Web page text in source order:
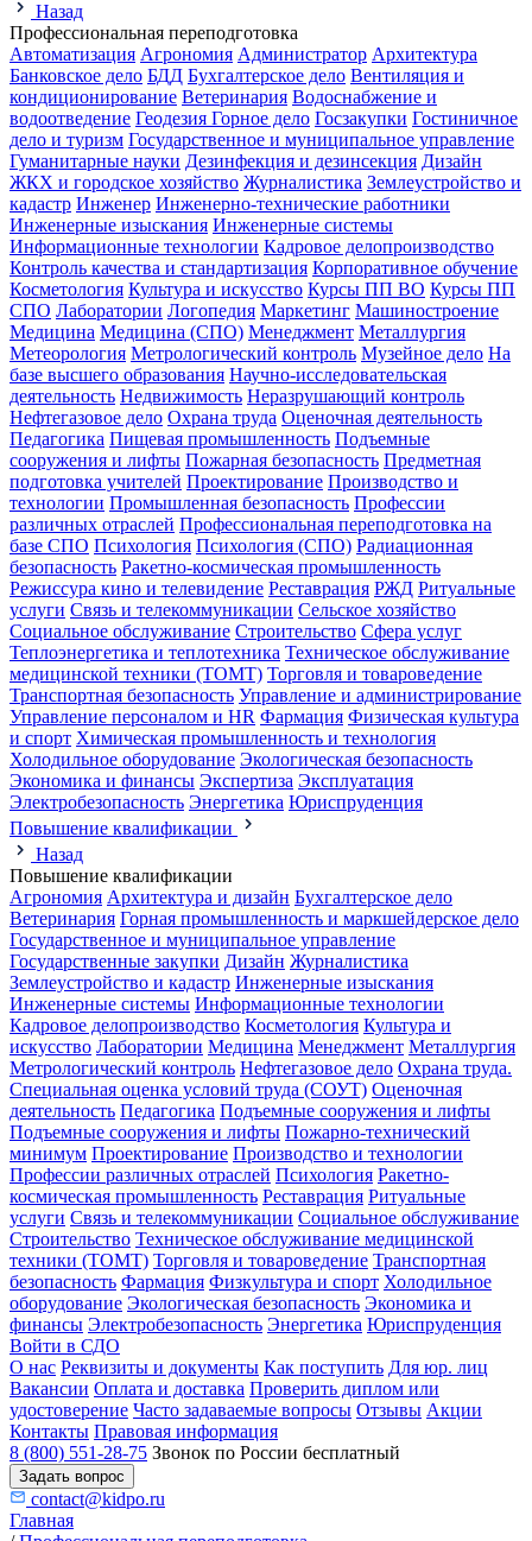
Назад
Профессиональная переподготовка
Автоматизация Агрономия Администратор Архитектура
Банковское дело БДД Бухгалтерское дело Вентиляция и
кондиционирование Ветеринария Водоснабжение и
водоотведение Геодезия Горное дело Госзакупки Гостиничное
дело и туризм Государственное и муниципальное управление
Гуманитарные науки Дезинфекция и дезинсекция Дизайн
ЖКХ и городское хозяйство Журналистика Землеустройство и
кадастр Инженер Инженерно-технические работники
Инженерные изыскания Инженерные системы
Информационные технологии Кадровое делопроизводство
Контроль качества и стандартизация Корпоративное обучение
Косметология Культура и искусство Курсы ПП ВО Курсы ПП
СПО Лаборатории Логопедия Маркетинг Машиностроение
Медицина Медицина (СПО) Менеджмент Металлургия
Метеорология Метрологический контроль Музейное дело На
базе высшего образования Научно-исследовательская
деятельность Недвижимость Неразрушающий контроль
Нефтегазовое дело Охрана труда Оценочная деятельность
Педагогика Пищевая промышленность Подъемные
сооружения и лифты Пожарная безопасность Предметная
подготовка учителей Проектирование Производство и
технологии Промышленная безопасность Профессии
различных отраслей Профессиональная переподготовка на
базе СПО Психология Психология (СПО) Радиационная
безопасность Ракетно-космическая промышленность
Режиссура кино и телевидение Реставрация РЖД Ритуальные
услуги Связь и телекоммуникации Сельское хозяйство
Социальное обслуживание Строительство Сфера услуг
Теплоэнергетика и теплотехника Техническое обслуживание
медицинской техники (ТОМТ) Торговля и товароведение
Транспортная безопасность Управление и администрирование
Управление персоналом и HR Фармация Физическая культура
и спорт Химическая промышленность и технология
Холодильное оборудование Экологическая безопасность
Экономика и финансы Экспертиза Эксплуатация
Электробезопасность Энергетика Юриспруденция
Повышение квалификации
Назад
Повышение квалификации
Агрономия Архитектура и дизайн Бухгалтерское дело
Ветеринария Горная промышленность и маркшейдерское дело
Государственное и муниципальное управление
Государственные закупки Дизайн Журналистика
Землеустройство и кадастр Инженерные изыскания
Инженерные системы Информационные технологии
Кадровое делопроизводство Косметология Культура и
искусство Лаборатории Медицина Менеджмент Металлургия
Метрологический контроль Нефтегазовое дело Охрана труда.
Специальная оценка условий труда (СОУТ) Оценочная
деятельность Педагогика Подъемные сооружения и лифты
Подъемные сооружения и лифты Пожарно-технический
минимум Проектирование Производство и технологии
Профессии различных отраслей Психология Ракетно-
космическая промышленность Реставрация Ритуальные
услуги Связь и телекоммуникации Социальное обслуживание
Строительство Техническое обслуживание медицинской
техники (ТОМТ) Торговля и товароведение Транспортная
безопасность Фармация Физкультура и спорт Холодильное
оборудование Экологическая безопасность Экономика и
финансы Электробезопасность Энергетика Юриспруденция
Войти в СДО
О нас Реквизиты и документы Как поступить Для юр. лиц
Вакансии Оплата и доставка Проверить диплом или
удостоверение Часто задаваемые вопросы Отзывы Акции
Контакты Правовая информация
8 (800) 551-28-75 Звонок по России бесплатный
Задать вопрос
contact@kidpo.ru
Главная